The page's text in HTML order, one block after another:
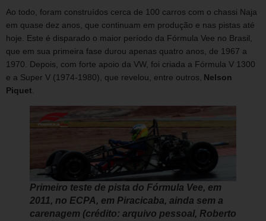
Ao todo, foram construídos cerca de 100 carros com o chassi Naja
em quase dez anos, que continuam em produção e nas pistas até
hoje. Este é disparado o maior período da Fórmula Vee no Brasil,
que em sua primeira fase durou apenas quatro anos, de 1967 a
1970. Depois, com forte apoio da VW, foi criada a Fórmula V 1300
e a Super V (1974-1980), que revelou, entre outros, Nelson
Piquet.
Primeiro teste de pista do Fórmula Vee, em
2011, no ECPA, em Piracicaba, ainda sem a
carenagem (crédito: arquivo pessoal, Roberto